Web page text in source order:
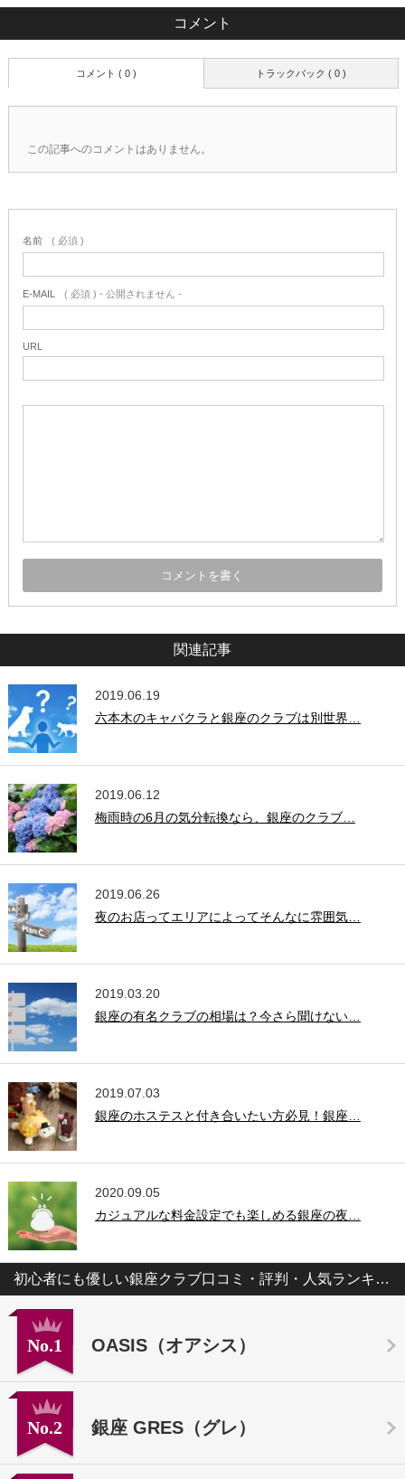
コメント
トラックバック ( 0 )
コメント ( 0 )
この記事へのコメントはありません。
名前 ( 必須 )
E-MAIL ( 必須 ) - 公開されません -
URL
関連記事
2019.06.19
六本木のキャバクラと銀座のクラブは別世界…
2019.06.12
梅雨時の6月の気分転換なら、銀座のクラブ…
2019.06.26
夜のお店ってエリアによってそんなに雰囲気…
2019.03.20
銀座の有名クラブの相場は？今さら聞けない…
2019.07.03
銀座のホステスと付き合いたい方必見！銀座…
2020.09.05
カジュアルな料金設定でも楽しめる銀座の夜…
初心者にも優しい銀座クラブ口コミ・評判・人気ランキング
No.1 OASIS（オアシス）
No.2 銀座 GRES（グレ）